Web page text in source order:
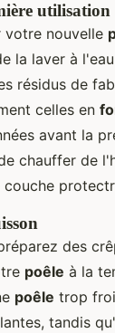
utilisation
votre nouvelle
la laver à
résidus de
celles en
avant la
chauffer de
couche
des
poêle à la
poêle trop
tandis